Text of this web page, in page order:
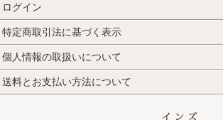
ログイン
特定商取引法に基づく表示
個人情報の取扱いについて
送料とお支払い方法について